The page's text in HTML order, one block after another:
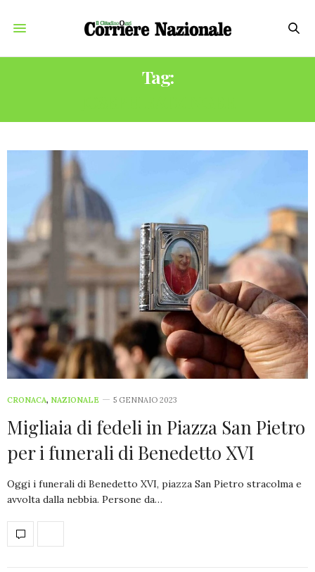
Tag:
CRONACA, NAZIONALE 5 GENNAIO 2023
Migliaia di fedeli in Piazza San Pietro
per i funerali di Benedetto XVI
Oggi i funerali di Benedetto XVI, piazza San Pietro stracolma e
avvolta dalla nebbia. Persone da…